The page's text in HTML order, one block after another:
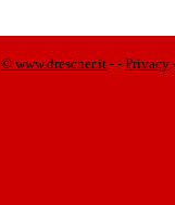
© www.drescher.it - - Privacy